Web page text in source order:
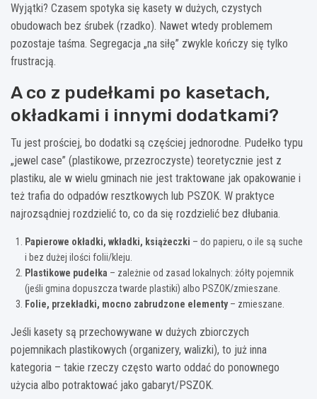
Wyjątki? Czasem spotyka się kasety w dużych, czystych
obudowach bez śrubek (rzadko). Nawet wtedy problemem
pozostaje taśma. Segregacja „na siłę” zwykle kończy się tylko
frustracją.
A co z pudełkami po kasetach,
okładkami i innymi dodatkami?
Tu jest prościej, bo dodatki są częściej jednorodne. Pudełko typu
„jewel case” (plastikowe, przezroczyste) teoretycznie jest z
plastiku, ale w wielu gminach nie jest traktowane jak opakowanie i
też trafia do odpadów resztkowych lub PSZOK. W praktyce
najrozsądniej rozdzielić to, co da się rozdzielić bez dłubania.
Papierowe okładki, wkładki, książeczki – do papieru, o ile są suche
i bez dużej ilości folii/kleju.
Plastikowe pudełka – zależnie od zasad lokalnych: żółty pojemnik
(jeśli gmina dopuszcza twarde plastiki) albo PSZOK/zmieszane.
Folie, przekładki, mocno zabrudzone elementy– zmieszane.
Jeśli kasety są przechowywane w dużych zbiorczych
pojemnikach plastikowych (organizery, walizki), to już inna
kategoria – takie rzeczy często warto oddać do ponownego
użycia albo potraktować jako gabaryt/PSZOK.